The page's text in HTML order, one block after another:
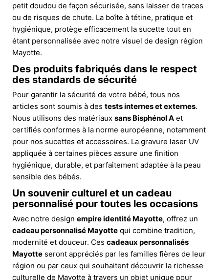
petit doudou de façon sécurisée, sans laisser de traces
ou de risques de chute. La boîte à tétine, pratique et
hygiénique, protège efficacement la sucette tout en
étant personnalisée avec notre visuel de design région
Mayotte.
Des produits fabriqués dans le respect
des standards de sécurité
Pour garantir la sécurité de votre bébé, tous nos
articles sont soumis à des tests internes et externes.
Nous utilisons des matériaux sans Bisphénol A et
certifiés conformes à la norme européenne, notamment
pour nos sucettes et accessoires. La gravure laser UV
appliquée à certaines pièces assure une finition
hygiénique, durable, et parfaitement adaptée à la peau
sensible des bébés.
Un souvenir culturel et un cadeau
personnalisé pour toutes les occasions
Avec notre design empire identité Mayotte, offrez un
cadeau personnalisé Mayotte qui combine tradition,
modernité et douceur. Ces cadeaux personnalisés
Mayotte seront appréciés par les familles fières de leur
région ou par ceux qui souhaitent découvrir la richesse
culturelle de Mayotte à travers un objet unique pour